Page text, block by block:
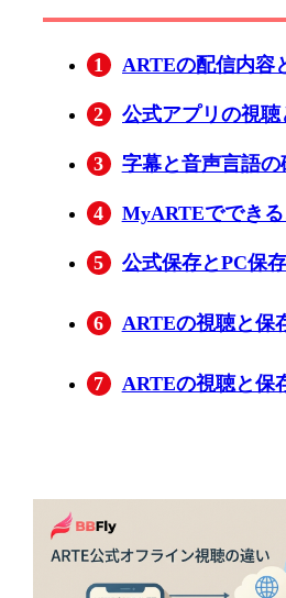
1 ARTEの配信内容
2 公式アプリの視
3 字幕と音声言語の
4 MyARTEでできる
5 公式保存とPC保
6 ARTEの視聴と保
7 ARTEの視聴と保